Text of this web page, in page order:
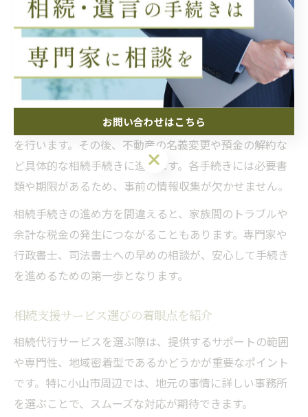
初めて相続に直面した際、何から始めれば良いか戸惑う
方は多いです。特に栃木県小山市では、不動産や預貯金
など多岐にわたる財産の確認や、戸籍謄本の取得、相続
人の調査など、基本的な流れを押さえることが重要で
す。
まずは、故人の財産と相続人を明確にし、遺産分割協議
を行います。その後、不動産の名義変更や預金の解約な
ど具体的な相続手続きに進みます。各手続きには必要書
類や期限があるため、事前の情報収集が欠かせません。
相続手続きの進め方を間違えると、家族間のトラブルや
余計な税金の発生につながることもあります。専門家や
行政書士、司法書士への早めの相談が、安心して手続き
を進めるための第一歩となります。
相続支援サービス選びの着眼点を紹介
相続代行サービスを選ぶ際は、提供するサポートの範囲
や専門性、地域密着型であるかどうかが重要なポイント
です。特に小山市周辺では、地元の事情に詳しい事務所
を選ぶことで、スムーズな対応が期待できます。
お問い合わせはこちら
お問い合わせはこちら